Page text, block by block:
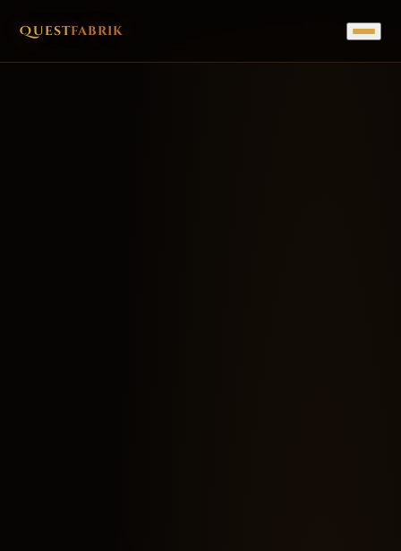
Questfabrik